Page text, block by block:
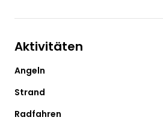
Aktivitäten
Angeln
Strand
Radfahren